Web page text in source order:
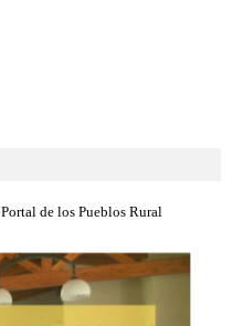
Portal de los Pueblos Rural